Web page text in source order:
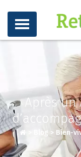
Après un
Blog > Bien-